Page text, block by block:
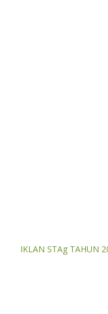
IKLAN STAg TAHUN